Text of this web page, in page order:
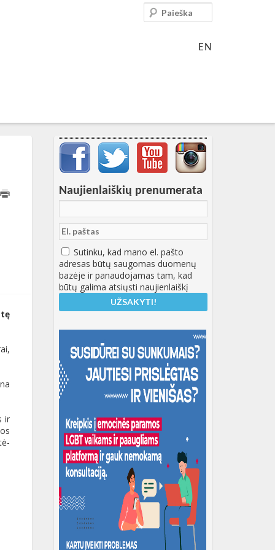
EN
Paieška
ir
Svarbių įrašų meniu
Naujienlaiškių prenumerata
Sutinku, kad mano el. pašto
adresas būtų saugomas duomenų
bazėje ir panaudojamas tam, kad
būtų galima atsiųsti naujienlaiškį